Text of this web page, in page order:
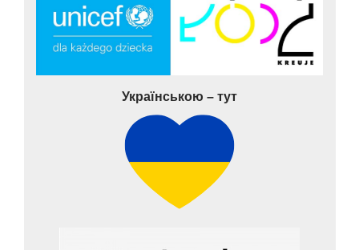
Українською – тут